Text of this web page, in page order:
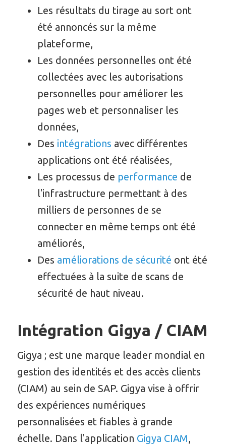
Les résultats du tirage au sort ont
été annoncés sur la même
plateforme,
Les données personnelles ont été
collectées avec les autorisations
personnelles pour améliorer les
pages web et personnaliser les
données,
Des intégrations avec différentes
applications ont été réalisées,
Les processus de performance de
l'infrastructure permettant à des
milliers de personnes de se
connecter en même temps ont été
améliorés,
Des améliorations de sécurité ont été
effectuées à la suite de scans de
sécurité de haut niveau.
Intégration Gigya / CIAM
Gigya ; est une marque leader mondial en
gestion des identités et des accès clients
(CIAM) au sein de SAP. Gigya vise à offrir
des expériences numériques
personnalisées et fiables à grande
échelle. Dans l'application Gigya CIAM